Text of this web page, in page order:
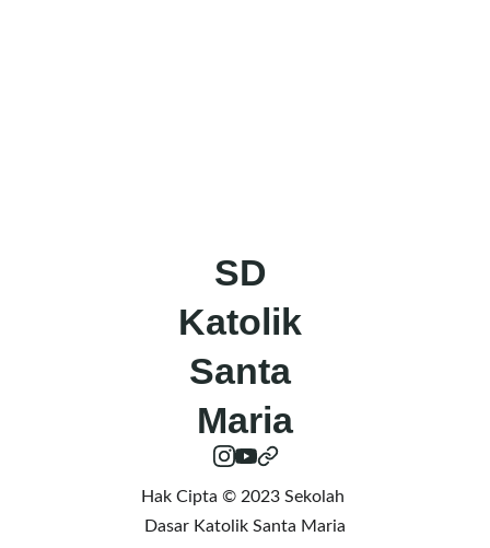
SD
Katolik
Santa
Maria
Hak Cipta © 2023 Sekolah
Dasar Katolik Santa Maria